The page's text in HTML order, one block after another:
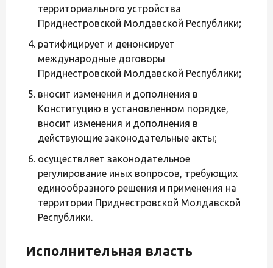
территориального устройства
Приднестровской Молдавской Республики;
ратифицирует и денонсирует
международные договоры
Приднестровской Молдавской Республики;
вносит изменения и дополнения в
Конституцию в установленном порядке,
вносит изменения и дополнения в
действующие законодательные акты;
осуществляет законодательное
регулирование иных вопросов, требующих
единообразного решения и применения на
территории Приднестровской Молдавской
Республики.
Исполнительная власть